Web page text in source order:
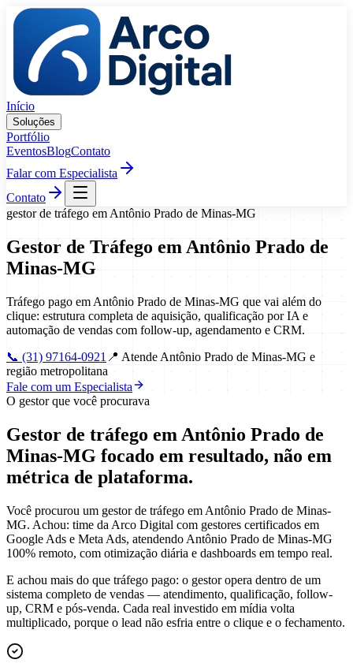
Pular para o conteúdo
Início
Soluções
Portfólio
EventosBlogContato
Falar com Especialista
Contato
gestor de tráfego em Antônio Prado de Minas-MG
Gestor de Tráfego em Antônio Prado de
Minas-MG
Tráfego pago em Antônio Prado de Minas-MG que vai além do
clique: estrutura completa de aquisição, qualificação por IA e
automação de vendas com follow-up, agendamento e CRM.
📞 (31) 97164-0921 📍 Atende Antônio Prado de Minas-MG e
região metropolitana
Fale com um Especialista
O gestor que você procurava
Gestor de tráfego em Antônio Prado de
Minas-MG focado em resultado, não em
métrica de plataforma.
Você procurou um gestor de tráfego em Antônio Prado de Minas-
MG. Achou: time da Arco Digital com gestores certificados em
Google Ads e Meta Ads, atendendo Antônio Prado de Minas-MG
100% remoto, com otimização diária e dashboards em tempo real.
E achou mais do que tráfego pago: o gestor opera dentro de um
sistema completo de vendas — atendimento, qualificação, follow-
up, CRM e pós-venda. Cada real investido em mídia volta
multiplicado, porque o lead não esfria entre o clique e o fechamento.